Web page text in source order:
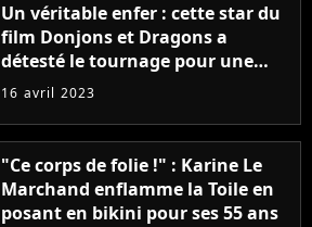
Un véritable enfer : cette star du
film Donjons et Dragons a
détesté le tournage pour une
raison très spéciale
16 avril 2023
"Ce corps de folie !" : Karine Le
Marchand enflamme la Toile en
posant en bikini pour ses 55 ans